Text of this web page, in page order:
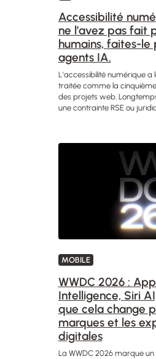
Accessibilité
ne l’avez pas fait
humains, faites-le
agents IA.
L'accessibilité numérique a
traitée comme la
des projets web.
une contrainte RSE ou
MOBILE
WWDC 2026 :
Intelligence, Siri
que cela change
marques et les
digitales
La WWDC 2026 marque